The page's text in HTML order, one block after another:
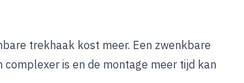
trekhaak kost meer. Een zwenkbare
is en de montage meer tijd kan